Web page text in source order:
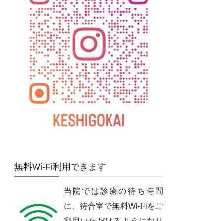
無料Wi-Fi利用できます
当院では診療の待ち時間
に、待合室で無料Wi-Fiをご